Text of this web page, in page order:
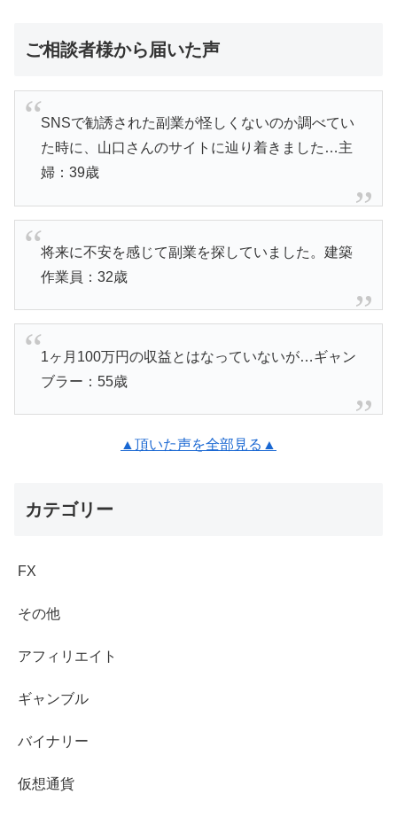
ご相談者様から届いた声
SNSで勧誘された副業が怪しくないのか調べてい
た時に、山口さんのサイトに辿り着きました…主
婦：39歳
将来に不安を感じて副業を探していました。建築
作業員：32歳
1ヶ月100万円の収益とはなっていないが…ギャン
ブラー：55歳
▲頂いた声を全部見る▲
カテゴリー
FX
その他
アフィリエイト
ギャンブル
バイナリー
仮想通貨